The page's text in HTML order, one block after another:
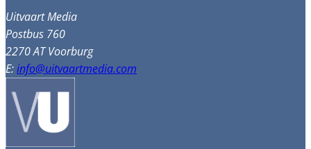
Uitvaart Media
Postbus 760
2270 AT Voorburg
E:info@uitvaartmedia.com